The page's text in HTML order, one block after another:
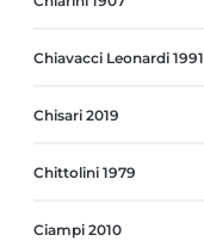
Chiavacci Leonardi 1991
Chisari 2019
Chittolini 1979
Ciampi 2010